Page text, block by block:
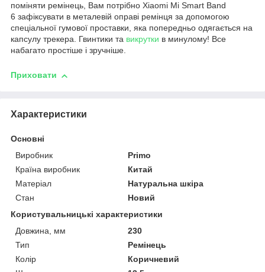
поміняти ремінець, Вам потрібно Xiaomi Mi Smart Band
6 зафіксувати в металевій оправі ремінця за допомогою
спеціальної гумової проставки, яка попередньо одягається на
капсулу трекера. Гвинтики та викрутки в минулому! Все
набагато простіше і зручніше.
Приховати
Характеристики
Основні
Виробник
Primo
Країна виробник
Китай
Матеріал
Натуральна шкіра
Стан
Новий
Користувальницькі характеристики
Довжина, мм
230
Тип
Ремінець
Колір
Коричневий